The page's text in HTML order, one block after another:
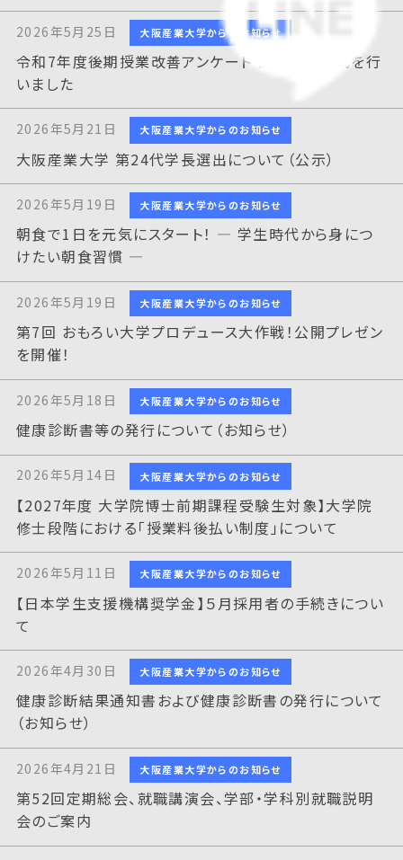
2026年5月25日 大阪産業大学からのお知らせ
令和7年度後期授業改善アンケート 優秀者表彰式を行
いました
2026年5月21日 大阪産業大学からのお知らせ
大阪産業大学 第24代学長選出について（公示）
2026年5月19日 大阪産業大学からのお知らせ
朝食で1日を元気にスタート！ ― 学生時代から身につ
けたい朝食習慣 ―
2026年5月19日 大阪産業大学からのお知らせ
第7回 おもろい大学プロデュース大作戦！公開プレゼン
を開催！
2026年5月18日 大阪産業大学からのお知らせ
健康診断書等の発行について（お知らせ）
2026年5月14日 大阪産業大学からのお知らせ
【2027年度 大学院博士前期課程受験生対象】大学院
修士段階における「授業料後払い制度」について
2026年5月11日 大阪産業大学からのお知らせ
【日本学生支援機構奨学金】５月採用者の手続きについ
て
2026年4月30日 大阪産業大学からのお知らせ
健康診断結果通知書および健康診断書の発行について
（お知らせ）
2026年4月21日 大阪産業大学からのお知らせ
第52回定期総会、就職講演会、学部・学科別就職説明
会のご案内